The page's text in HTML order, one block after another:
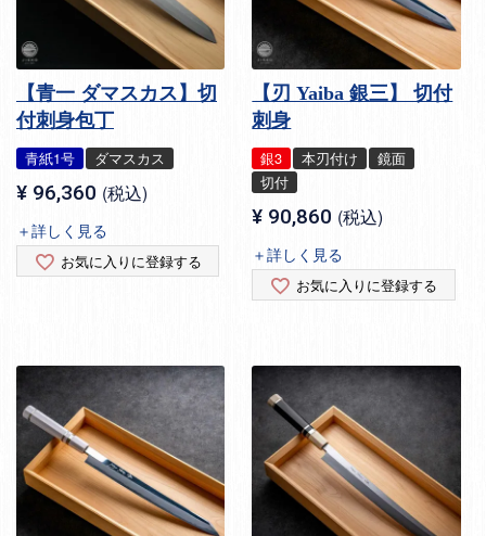
【青一 ダマスカス】切
付刺身包丁
青紙1号 ダマスカス
¥ 96,360 税込
＋詳しく見る
お気に入りに登録する
【刃 Yaiba 銀三】 切付
刺身
銀3 本刃付け
鏡面
切付
¥ 90,860 税込
＋詳しく見る
お気に入りに登録する